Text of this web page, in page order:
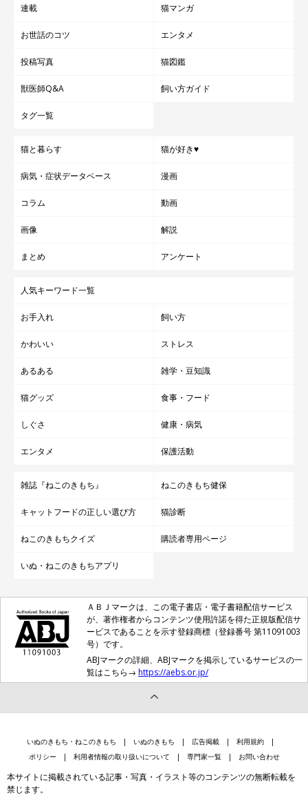
連載 猫マンガ
お世話のコツ エンタメ
投稿写真 猫図鑑
獣医師Q&A 飼い方ガイド
タグ一覧
猫と暮らす 猫が好き♥
病気・症状データベース 漫画
コラム 動画
画像 解説
まとめ アンケート
人気キーワード一覧
お手入れ 飼い方
かわいい ストレス
あるある 雑学・豆知識
猫グッズ 食事・フード
しぐさ 健康・病気
エンタメ 保護活動
雑誌『ねこのきもち』 ねこのきもち健保
キャットフードの正しい選び方 猫診断
ねこのきもちクイズ 購読者専用ページ
いぬ・ねこのきもちアプリ
ＡＢＪマークは、この電子書店・電子書籍配信サービス
が、著作権者からコンテンツ使用許諾を得た正規版配信サ
ービスであることを示す登録商標（登録番号 第11091003
号）です。
ABJマークの詳細、ABJマークを掲示しているサービスの一
覧はこちら→ https://aebs.or.jp/
いぬのきもち・ねこのきもち いぬのきもち 広告掲載
利用規約
ポリシー
利用者情報の取り扱いについて 専門家一覧 お問い合わせ
本サイトに掲載されている記事・写真・イラスト等のコンテンツの無断転載を
禁じます。